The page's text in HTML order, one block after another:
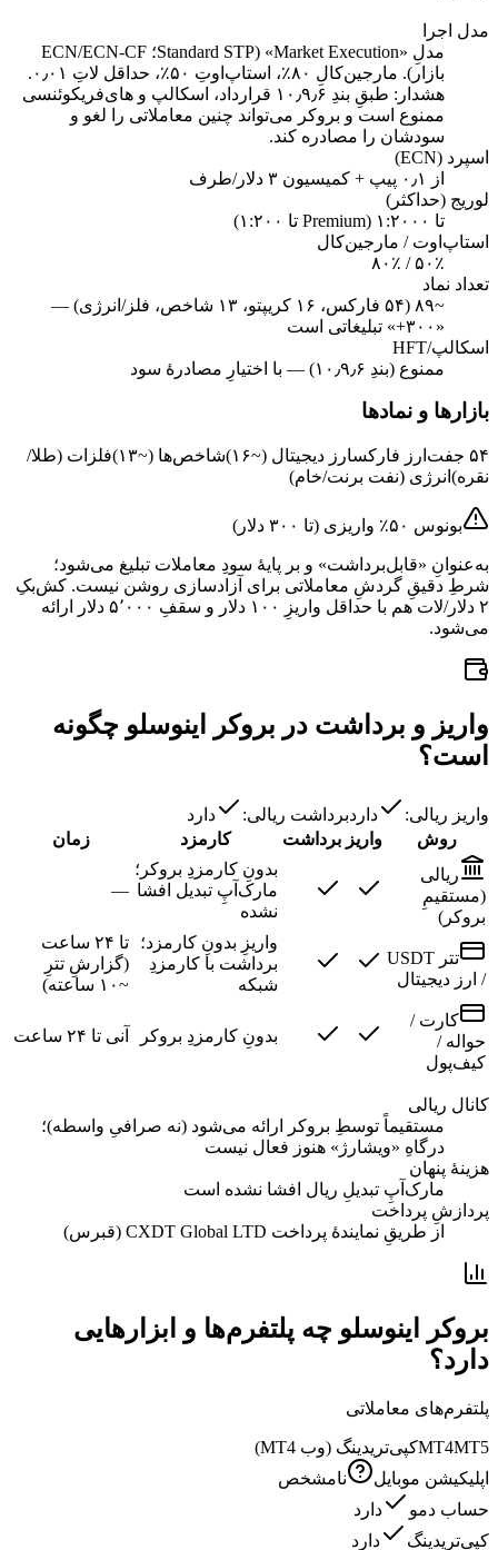
مدل اجرا
مدلِ «Market Execution» (Standard STP؛ ECN/ECN-CF
بازار). مارجین‌کالِ ۸۰٪، استاپ‌اوتِ ۵۰٪، حداقل لاتِ ۰٫۰۱.
هشدار: طبقِ بندِ ۱۰٫۹٫۶ قرارداد، اسکالپ و های‌فریکوئنسی
ممنوع است و بروکر می‌تواند چنین معاملاتی را لغو و
سودشان را مصادره کند.
اسپرد (ECN)
از ۰٫۱ پیپ + کمیسیون ۳ دلار/طرف
لوریج (حداکثر)
تا ۱:۲۰۰۰ (Premium تا ۱:۲۰۰)
استاپ‌اوت / مارجین‌کال
۵۰٪ / ۸۰٪
تعداد نماد
~۸۹ (۵۴ فارکس، ۱۶ کریپتو، ۱۳ شاخص، فلز/انرژی) —
«۳۰۰+» تبلیغاتی است
اسکالپ/HFT
ممنوع (بندِ ۱۰٫۹٫۶) — با اختیارِ مصادرهٔ سود
بازارها و نمادها
۵۴ جفت‌ارز فارکس ارز دیجیتال (~۱۶) شاخص‌ها (~۱۳)
فلزات (طلا/
نقره) انرژی (نفت برنت/خام)
بونوس ۵۰٪ واریزی (تا ۳۰۰ دلار)
به‌عنوانِ «قابل‌برداشت» و بر پایهٔ سودِ معاملات تبلیغ می‌شود؛
شرطِ دقیقِ گردشِ معاملاتی برای آزادسازی روشن نیست. کش‌بکِ
۲ دلار/لات هم با حداقل واریزِ ۱۰۰ دلار و سقفِ ۵٬۰۰۰ دلار ارائه
می‌شود.
واریز و برداشت در بروکر اینوسلو چگونه
است؟
واریز ریالی: داردبرداشت ریالی:
دارد
روش
واریز برداشت کارمزد
زمان
ریالی
(مستقیمِ
بروکر)
بدونِ کارمزدِ بروکر؛
مارک‌آپِ تبدیل افشا
نشده
—
تتر USDT
/ ارز دیجیتال
واریزِ بدونِ کارمزد؛
برداشت با کارمزدِ
شبکه
تا ۲۴ ساعت
(گزارشِ تترِ
~۱۰ ساعته)
کارت /
حواله /
کیف‌پول
بدونِ کارمزدِ بروکر آنی تا ۲۴ ساعت
کانال ریالی
مستقیماً توسطِ بروکر ارائه می‌شود (نه صرافیِ واسطه)؛
درگاهِ «ویشارژ» هنوز فعال نیست
هزینهٔ پنهان
مارک‌آپِ تبدیلِ ریال افشا نشده است
پردازشِ پرداخت
از طریقِ نمایندهٔ پرداخت CXDT Global LTD (قبرس)
بروکر اینوسلو چه پلتفرم‌ها و ابزارهایی
دارد؟
پلتفرم‌های معاملاتی
MT4MT5
کپی‌تریدینگ (وب MT4)
اپلیکیشن موبایل
نامشخص
حساب دمو
دارد
کپی‌تریدینگ
دارد